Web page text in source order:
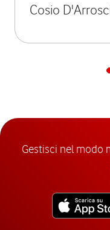
Cosio
Gestisci nel modo